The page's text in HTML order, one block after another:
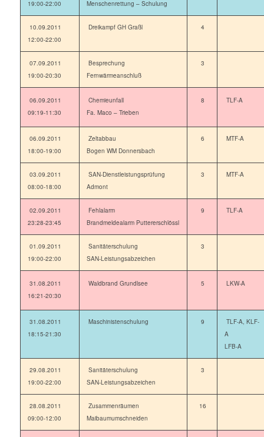
19:00-22:00 Menschenrettung – Schulung
10.09.2011
12:00-22:00
Dreikampf GH Graßl 4
07.09.2011
19:00-20:30
Besprechung
Fernwärmeanschluß
3
06.09.2011
09:19-11:30
Chemieunfall
Fa. Maco – Trieben
8 TLF-A
06.09.2011
18:00-19:00
Zeltabbau
Bogen WM Donnersbach
6 MTF-A
03.09.2011
08:00-18:00
SAN-Dienstleistungsprüfung
Admont
3 MTF-A
02.09.2011
23:28-23:45
Fehlalarm
Brandmeldealarm Puttererschlössl
9 TLF-A
01.09.2011
19:00-22:00
Sanitäterschulung
SAN-Leistungsabzeichen
3
31.08.2011
16:21-20:30
Waldbrand Grundlsee 5 LKW-A
31.08.2011
18:15-21:30
Maschinistenschulung 9
TLF-A, KLF-
A
LFB-A
29.08.2011
19:00-22:00
Sanitäterschulung
SAN-Leistungsabzeichen
3
28.08.2011
09:00-12:00
Zusammenräumen
Maibaumumschneiden
16